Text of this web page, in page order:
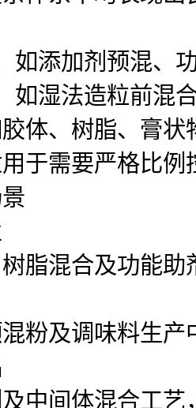
如添加剂预混、
如湿法造粒前混
体、树脂、膏状
于需要严格比例
脂混合及功能助
粉及调味料生产
中间体混合工